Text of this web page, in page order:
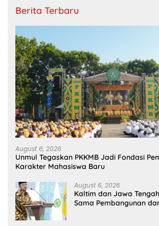
Berita Terbaru
August 6, 2026
Unmul Tegaskan PKKMB Jadi Fondasi
Karakter Mahasiswa Baru
August 6, 2026
Kaltim dan Jawa
Sama Pembangunan